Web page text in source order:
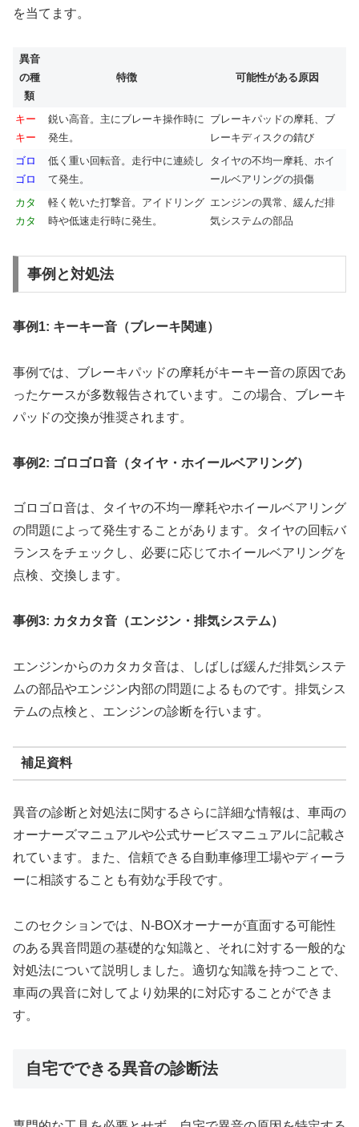
を当てます。
異音
の種
類
特徴 可能性がある原因
キー
キー
鋭い高音。主にブレーキ操作時に
発生。
ブレーキパッドの摩耗、ブ
レーキディスクの錆び
ゴロ
ゴロ
低く重い回転音。走行中に連続し
て発生。
タイヤの不均一摩耗、ホイ
ールベアリングの損傷
カタ
カタ
軽く乾いた打撃音。アイドリング
時や低速走行時に発生。
エンジンの異常、緩んだ排
気システムの部品
事例と対処法
事例1: キーキー音（ブレーキ関連）
事例では、ブレーキパッドの摩耗がキーキー音の原因であ
ったケースが多数報告されています。この場合、ブレーキ
パッドの交換が推奨されます。
事例2: ゴロゴロ音（タイヤ・ホイールベアリング）
ゴロゴロ音は、タイヤの不均一摩耗やホイールベアリング
の問題によって発生することがあります。タイヤの回転バ
ランスをチェックし、必要に応じてホイールベアリングを
点検、交換します。
事例3: カタカタ音（エンジン・排気システム）
エンジンからのカタカタ音は、しばしば緩んだ排気システ
ムの部品やエンジン内部の問題によるものです。排気シス
テムの点検と、エンジンの診断を行います。
補足資料
異音の診断と対処法に関するさらに詳細な情報は、車両の
オーナーズマニュアルや公式サービスマニュアルに記載さ
れています。また、信頼できる自動車修理工場やディーラ
ーに相談することも有効な手段です。
このセクションでは、N-BOXオーナーが直面する可能性
のある異音問題の基礎的な知識と、それに対する一般的な
対処法について説明しました。適切な知識を持つことで、
車両の異音に対してより効果的に対応することができま
す。
自宅でできる異音の診断法